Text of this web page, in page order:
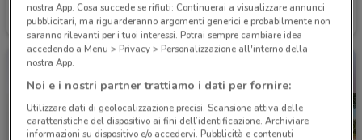
Scade lunedì 5 km Scade il 02/09 5.1 km
nostra App. Cosa succede se rifiuti: Continuerai a visualizzare annunci
pubblicitari, ma riguarderanno argomenti generici e probabilmente non
saranno rilevanti per i tuoi interessi. Potrai sempre cambiare idea
accedendo a Menu > Privacy > Personalizzazione all'interno della
nostra App.
Noi e i nostri partner trattiamo i dati per fornire:
Utilizzare dati di geolocalizzazione precisi. Scansione attiva delle
caratteristiche del dispositivo ai fini dell’identificazione. Archiviare
informazioni su dispositivo e/o accedervi. Pubblicità e contenuti